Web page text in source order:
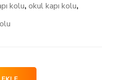
kolu,okul kapı kolu,